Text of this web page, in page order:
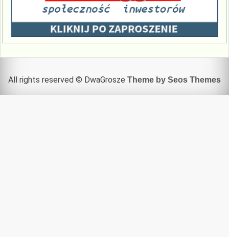
All rights reserved © DwaGrosze Theme by Seos Themes